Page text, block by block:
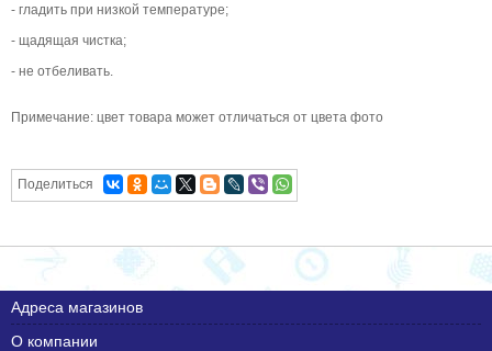
- гладить при низкой температуре;
- щадящая чистка;
- не отбеливать.
Примечание: цвет товара может отличаться от цвета фото
Поделиться
Адреса магазинов
О компании